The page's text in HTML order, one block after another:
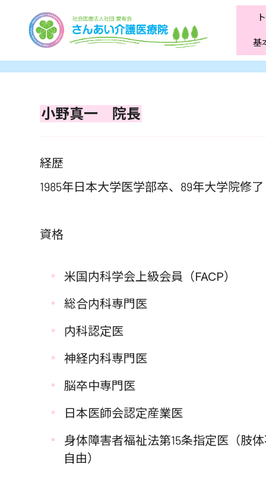
基
小野真一 院長
経歴
1985年日本大学医学部卒、89年大学院修了
資格
米国内科学会上級会員（FACP）
総合内科専門医
内科認定医
神経内科専門医
脳卒中専門医
日本医師会認定産業医
身体障害者福祉法第15条指定医（肢
自由）